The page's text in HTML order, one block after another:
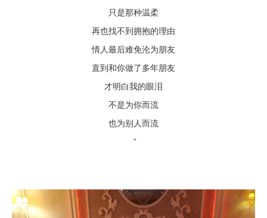
只是那种温柔
再也找不到拥抱的理由
情人最后难免沦为朋友
直到和你做了多年朋友
才明白我的眼泪
不是为你而流
也为别人而流
”